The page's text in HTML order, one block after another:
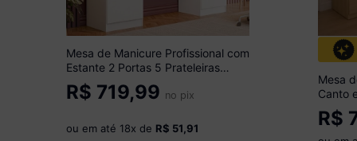
Mesa de Manicure Profissional com
Estante 2 Portas 5 Prateleiras
Smart Multimóveis MP6069
Branco
R$ 719,99 no pix
ou em até 18x de R$ 51,91
Mesa
Canto
R$